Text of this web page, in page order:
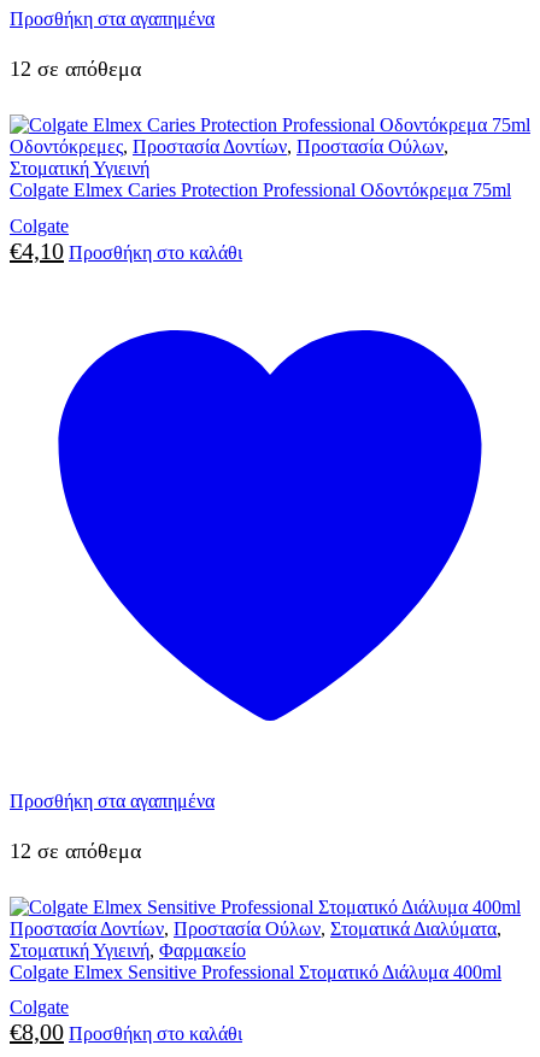
Προσθήκη στα αγαπημένα
12 σε απόθεμα
Οδοντόκρεμες, Προστασία Δοντίων, Προστασία Ούλων,
Στοματική Υγιεινή
Colgate Elmex Caries Protection Professional Οδοντόκρεμα 75ml
Colgate
€4,10 Προσθήκη στο καλάθι
Προσθήκη στα αγαπημένα
12 σε απόθεμα
Προστασία Δοντίων, Προστασία Ούλων, Στοματικά Διαλύματα,
Στοματική Υγιεινή, Φαρμακείο
Colgate Elmex Sensitive Professional Στοματικό Διάλυμα 400ml
Colgate
€8,00 Προσθήκη στο καλάθι